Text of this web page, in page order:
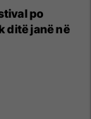
po
ditë janë në